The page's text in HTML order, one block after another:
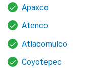
Apaxco
Atenco
Atlacomulco
Coyotepec